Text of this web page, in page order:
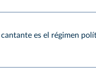
es el régimen